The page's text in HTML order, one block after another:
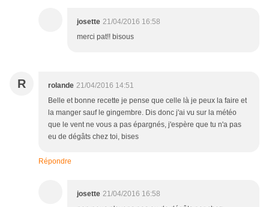
josette 21/04/2016 16:58
merci pat!! bisous
R rolande 21/04/2016 14:51
Belle et bonne recette je pense que celle là je peux la faire et
la manger sauf le gingembre. Dis donc j'ai vu sur la météo
que le vent ne vous a pas épargnés, j'espère que tu n'a pas
eu de dégâts chez toi, bises
Répondre
josette 21/04/2016 16:58